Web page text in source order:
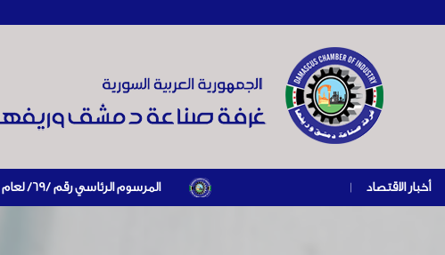
أخبار الاقتصاد | المرسوم الرئاسي رقم /69/ لعام 2026 .. دعم ضريبي للمنشآت المتضررة في إطار مسار التعافي الاقتصادي وإعادة تنشيط الإنتاج